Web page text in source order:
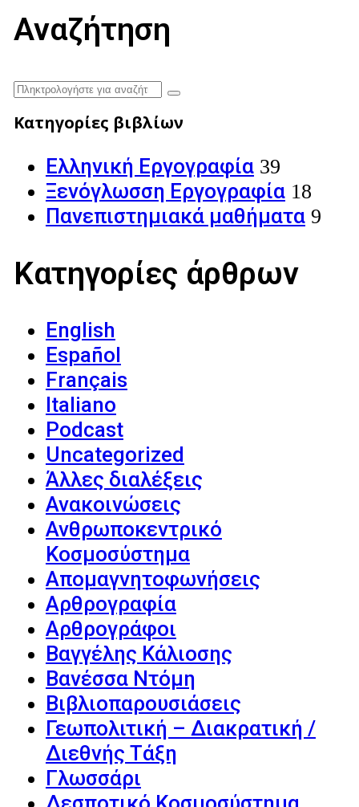
Αναζήτηση
Κατηγορίες βιβλίων
Ελληνική Εργογραφία 39
Ξενόγλωσση Εργογραφία 18
Πανεπιστημιακά μαθήματα 9
Κατηγορίες άρθρων
English
Español
Français
Italiano
Podcast
Uncategorized
Άλλες διαλέξεις
Ανακοινώσεις
Ανθρωποκεντρικό
Κοσμοσύστημα
Απομαγνητοφωνήσεις
Αρθρογραφία
Αρθρογράφοι
Βαγγέλης Κάλιοσης
Βανέσσα Ντόμη
Βιβλιοπαρουσιάσεις
Γεωπολιτική – Διακρατική /
Διεθνής Τάξη
Γλωσσάρι